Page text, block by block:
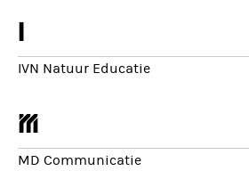
IVN Natuur Educatie
m
MD Communicatie